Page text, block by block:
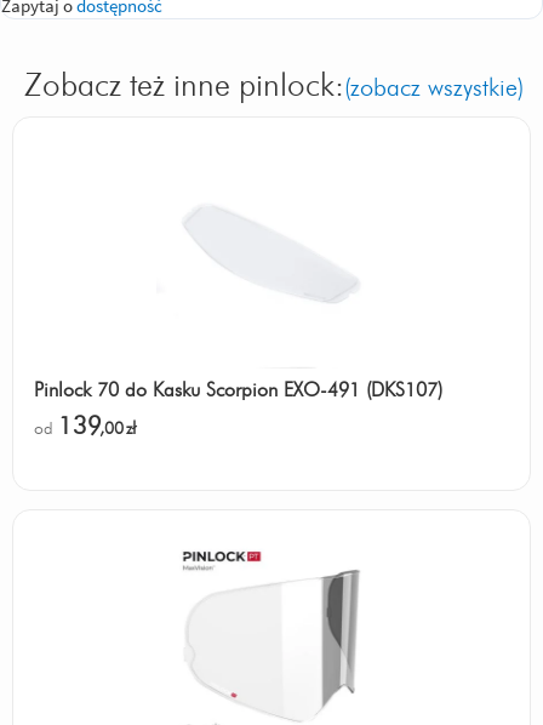
Zapytaj odostępność
Zobacz też inne pinlock:(zobacz wszystkie)
Pinlock 70 do Kasku Scorpion EXO-491 (DKS107)
od 139,00zł